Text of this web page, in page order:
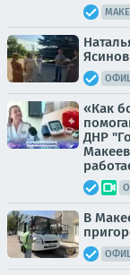
«Как
ДНР
В